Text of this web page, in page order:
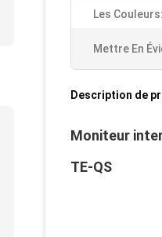
Les Couleurs:
Mettre En
Description de
Moniteur
TE-QS